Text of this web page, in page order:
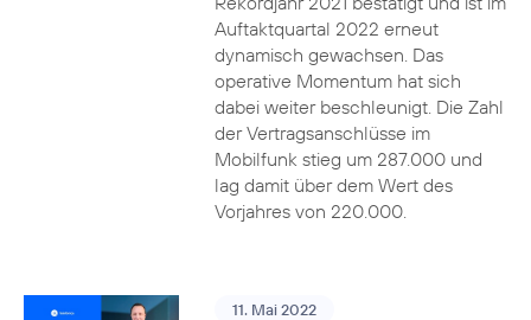
Auftaktquartal 2022 erneut
dynamisch gewachsen. Das
operative Momentum hat sich
dabei weiter beschleunigt. Die Zahl
der Vertragsanschlüsse im
Mobilfunk stieg um 287.000 und
lag damit über dem Wert des
Vorjahres von 220.000.
11. Mai 2022